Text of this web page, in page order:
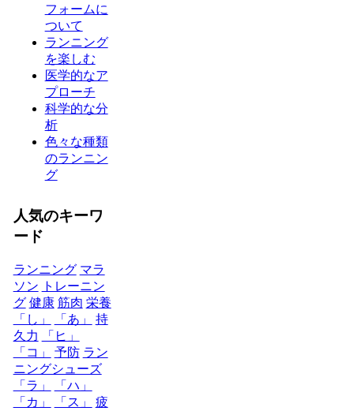
フォームに
ついて
ランニング
を楽しむ
医学的なア
プローチ
科学的な分
析
色々な種類
のランニン
グ
人気のキーワ
ード
ランニング マラ
ソン
トレーニン
グ 健康 筋肉 栄養
「し」
「あ」
持
久力
「ヒ」
「コ」
予防 ラン
ニングシューズ
「ラ」
「ハ」
「カ」
「ス」
疲